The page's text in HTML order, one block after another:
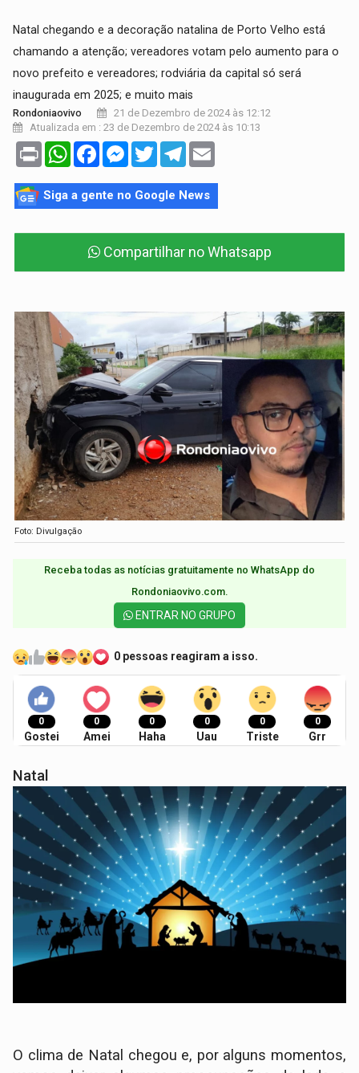
Natal chegando e a decoração natalina de Porto Velho está
chamando a atenção; vereadores votam pelo aumento para o
novo prefeito e vereadores; rodviária da capital só será
inaugurada em 2025; e muito mais
Rondoniaovivo
21 de Dezembro de 2024 às 12:12
Atualizada em : 23 de Dezembro de 2024 às 10:13
Print WhatsAppFacebookMessenger
TwitterTelegram
Siga a gente no Google News
Compartilhar no Whatsapp
Foto: Divulgação
Receba todas as notícias gratuitamente no WhatsApp do
Rondoniaovivo.com.​
ENTRAR NO GRUPO
0 pessoas reagiram a isso.
0
Gostei
0
Amei
0
Haha
0
Uau
0
Triste
0
Grr
Natal
O clima de Natal chegou e, por alguns momentos,